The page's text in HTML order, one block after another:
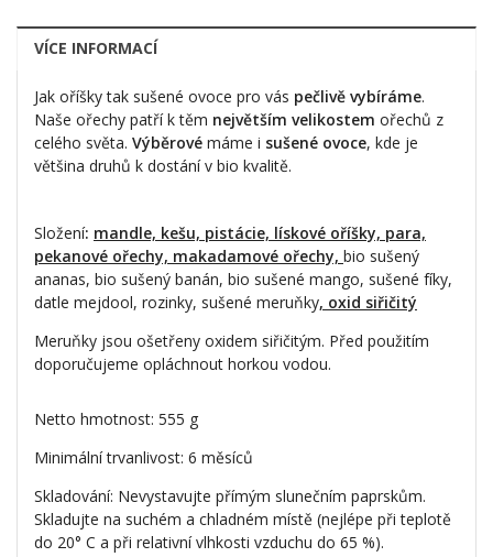
VÍCE INFORMACÍ
Jak oříšky tak sušené ovoce pro vás pečlivě vybíráme.
Naše ořechy patří k těm největším velikostem ořechů z
celého světa. Výběrové máme i sušené ovoce, kde je
většina druhů k dostání v bio kvalitě.
Složení: mandle, kešu, pistácie, lískové oříšky, para,
pekanové ořechy, makadamové ořechy, bio sušený
ananas, bio sušený banán, bio sušené mango, sušené fíky,
datle mejdool, rozinky, sušené meruňky, oxid siřičitý
Meruňky jsou ošetřeny oxidem siřičitým. Před použitím
doporučujeme opláchnout horkou vodou.
Netto hmotnost: 555 g
Minimální trvanlivost: 6 měsíců
Skladování: Nevystavujte přímým slunečním paprskům.
Skladujte na suchém a chladném místě (nejlépe při teplotě
do 20° C a při relativní vlhkosti vzduchu do 65 %).